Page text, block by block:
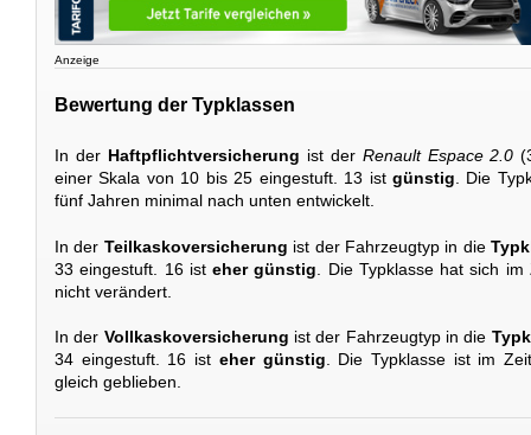
Anzeige
Bewertung der Typklassen
In der Haftpflichtversicherung ist der Renault Espace 2.0
einer Skala von 10 bis 25 eingestuft. 13 ist günstig . Die
fünf Jahren minimal nach unten entwickelt.
In der Teilkaskoversicherung ist der Fahrzeugtyp in die
33 eingestuft. 16 isteher günstig . Die Typklasse hat sich
nicht verändert.
In der Vollkaskoversicherung ist der Fahrzeugtyp in die
34 eingestuft. 16 ist eher günstig. Die Typklasse ist im
gleich geblieben.